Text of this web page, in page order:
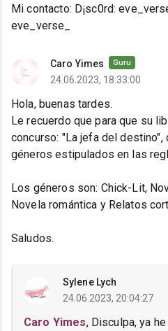
Mi contacto: D¡sc0rd:
eve_verse_
Caro Yimes Guru
24.06.2023, 18:33:00
Hola, buenas tardes.
Le recuerdo que para que su
concurso: "La jefa del
géneros estipulados en las
Los géneros son: Chick-Lit,
Novela romántica y Relatos
Saludos.
Sylene Lych
24.06.2023, 20:04:27
Caro Yimes, Disculpa, ya